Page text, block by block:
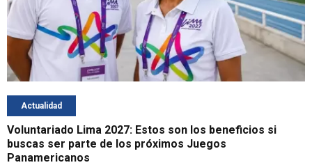
Actualidad
Voluntariado Lima 2027: Estos son los beneficios si
buscas ser parte de los próximos Juegos
Panamericanos